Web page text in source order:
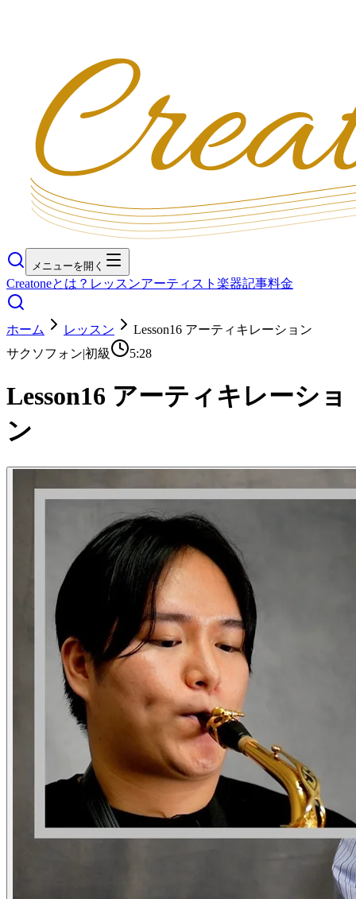
メニューを開く
Creatoneとは？ レッスンアーティスト 楽器記事料金
ホーム レッスン
Lesson16 アーティキレーション
サクソフォン|初級 5:28
Lesson16 アーティキレーショ
ン